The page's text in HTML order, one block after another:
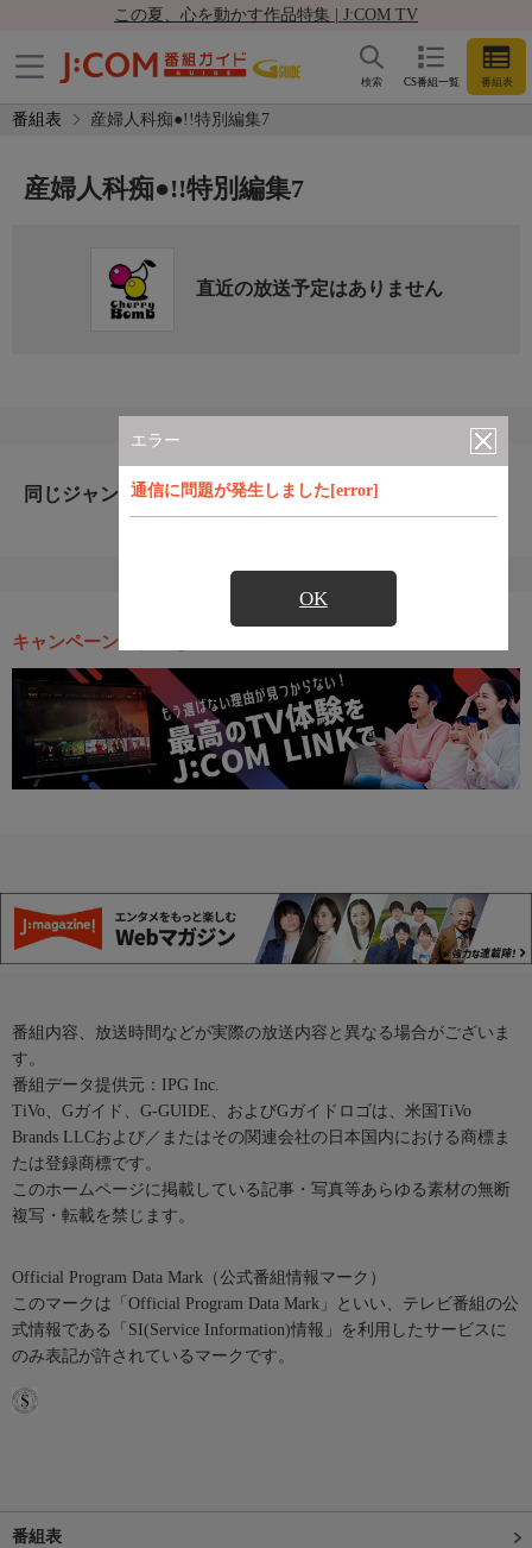
この夏、心を動かす作品特集 | J:COM TV
CS番組一覧 番組表
検索
番組表 産婦人科痴●!!特別編集7
エラー
通信に問題が発生しました[error]
OK
産婦人科痴●!!特別編集7
直近の放送予定はありません
同じジャンルのおすすめ番組
キャンペーン・お得な情報
番組内容、放送時間などが実際の放送内容と異なる場合がございま
す。
番組データ提供元：IPG Inc.
TiVo、Gガイド、G-GUIDE、およびGガイドロゴは、米国TiVo
Brands LLCおよび／またはその関連会社の日本国内における商標ま
たは登録商標です。
このホームページに掲載している記事・写真等あらゆる素材の無断
複写・転載を禁じます。
Official Program Data Mark（公式番組情報マーク）
このマークは「Official Program Data Mark」といい、テレビ番組の公
式情報である「SI(Service Information)情報」を利用したサービスに
のみ表記が許されているマークです。
番組表